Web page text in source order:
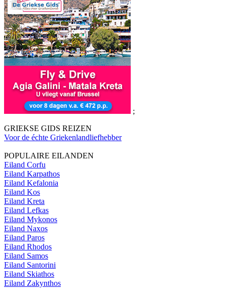
;
GRIEKSE GIDS REIZEN
Voor de échte Griekenlandliefhebber
POPULAIRE EILANDEN
Eiland Corfu
Eiland Karpathos
Eiland Kefalonia
Eiland Kos
Eiland Kreta
Eiland Lefkas
Eiland Mykonos
Eiland Naxos
Eiland Paros
Eiland Rhodos
Eiland Samos
Eiland Santorini
Eiland Skiathos
Eiland Zakynthos